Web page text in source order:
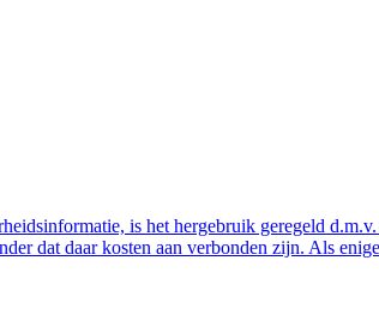
is het hergebruik geregeld
dat daar kosten aan verbonden zijn. Als